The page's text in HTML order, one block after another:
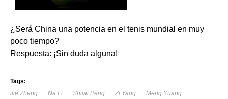
¿Será China una potencia en el tenis mundial en muy
poco tiempo?
Respuesta: ¡Sin duda alguna!
Tags:
Jie Zheng
Na Li Shijai Peng Zi Yang
Meng Yuang